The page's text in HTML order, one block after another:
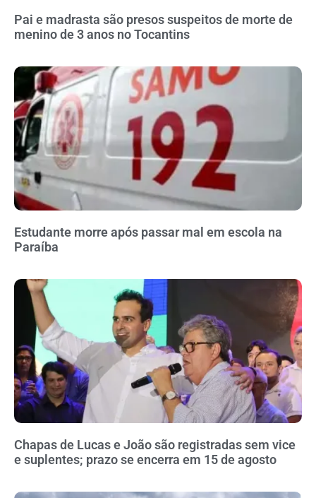
Pai e madrasta são presos suspeitos de morte de
menino de 3 anos no Tocantins
Estudante morre após passar mal em escola na
Paraíba
Chapas de Lucas e João são registradas sem vice
e suplentes; prazo se encerra em 15 de agosto